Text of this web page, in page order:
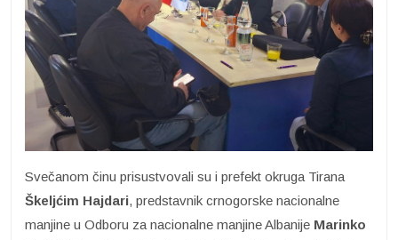
Svečanom činu prisustvovali su i prefekt okruga Tirana
Škeljćim Hajdari, predstavnik crnogorske nacionalne
manjine u Odboru za nacionalne manjine Albanije Marinko